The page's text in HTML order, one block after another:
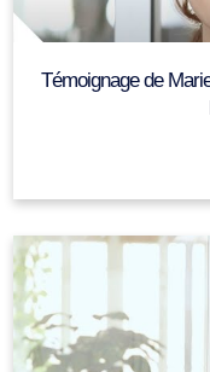
Témoignage de